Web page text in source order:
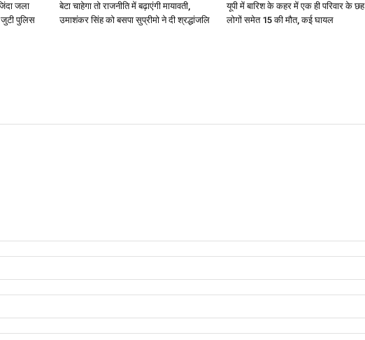
जला
पुलिस
बेटा चाहेगा तो राजनीति में बढ़ाएंगी मायावती,
उमाशंकर सिंह को बसपा सुप्रीमो ने दी श्रद्धांजलि
यूपी में बारिश के कहर में एक ही परिवार के छह
लोगों समेत 15 की मौत, कई घायल